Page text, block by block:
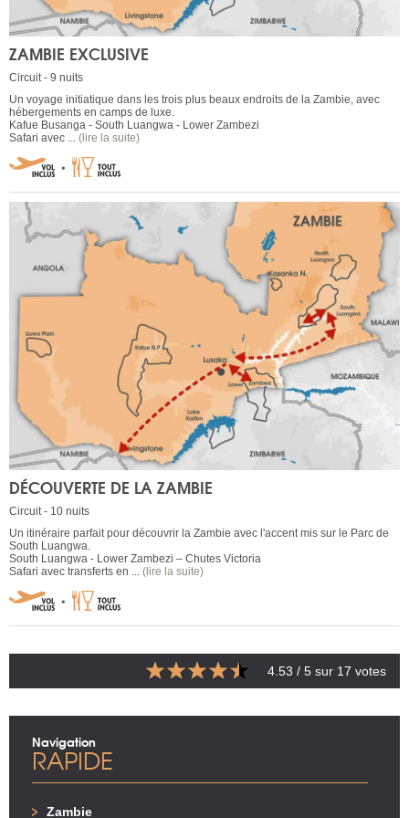
ZAMBIE EXCLUSIVE
Circuit - 9 nuits
Un voyage initiatique dans les trois plus beaux endroits de la Zambie, avec
hébergements en camps de luxe.
Kafue Busanga - South Luangwa - Lower Zambezi
Safari avec ... (lire la suite)
DÉCOUVERTE DE LA ZAMBIE
Circuit - 10 nuits
Un itinéraire parfait pour découvrir la Zambie avec l'accent mis sur le Parc de
South Luangwa.
South Luangwa - Lower Zambezi – Chutes Victoria
Safari avec transferts en ... (lire la suite)
4.53 / 5 sur 17 votes
Navigation
RAPIDE
Zambie